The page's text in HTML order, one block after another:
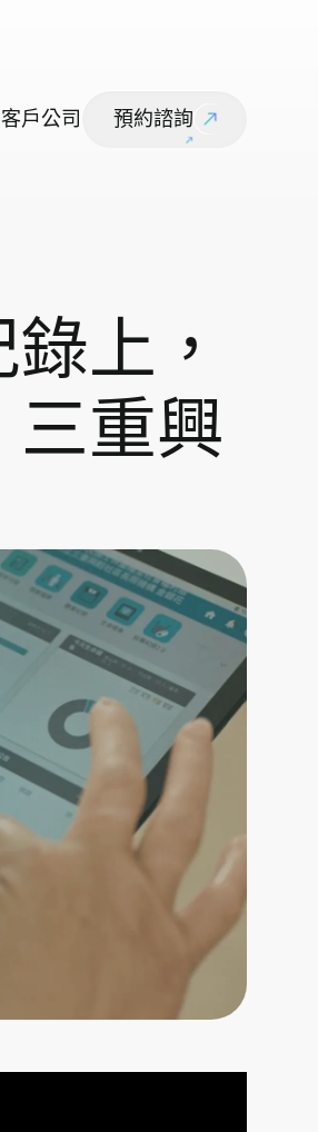
客戶公司 預約諮詢
上，
三重興